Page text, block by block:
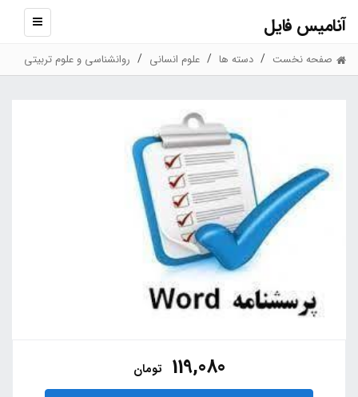
آنامیس فایل
نمایش
صفحه نخست دسته ها علوم انسانی روانشناسی و علوم تربیتی
119,080 تومان